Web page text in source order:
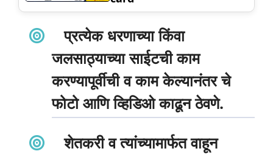
प्रत्येक धरणाच्या किंवा
जलसाठ्याच्या साईटची काम
करण्यापूर्वीची व काम केल्यानंतर चे
फोटो आणि व्हिडिओ काढून ठेवणे.
शेतकरी व त्यांच्यामार्फत वाहून